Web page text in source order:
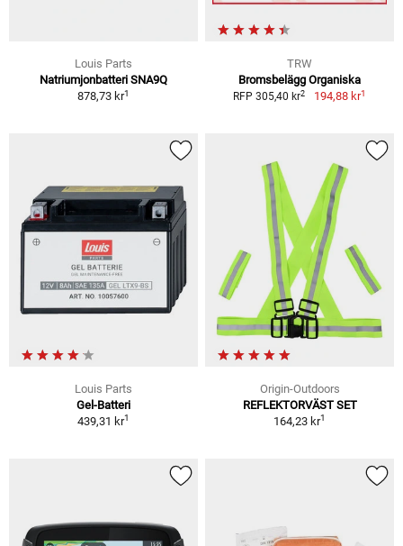
Louis Parts
Natriumjonbatteri SNA9Q
878,73 kr1
TRW
Bromsbelägg Organiska
RFP 305,40 kr2 194,88 kr1
Louis Parts
Gel-Batteri
439,31 kr1
Origin-Outdoors
REFLEKTORVÄST SET
164,23 kr1